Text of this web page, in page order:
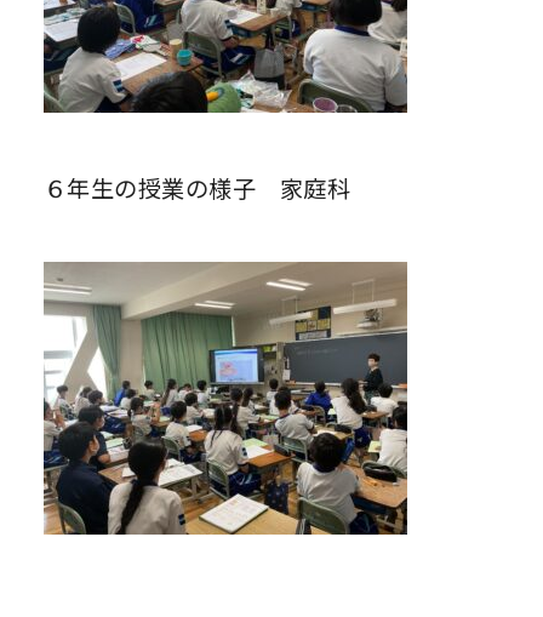
６年生の授業の様子 家庭科